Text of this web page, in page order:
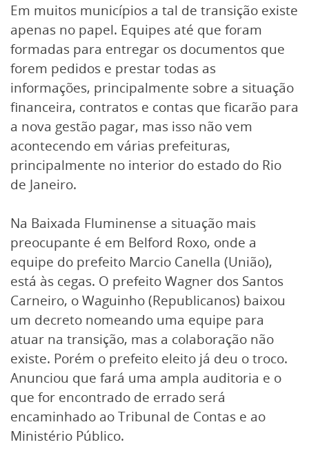
Em muitos municípios a tal de transição existe
apenas no papel. Equipes até que foram
formadas para entregar os documentos que
forem pedidos e prestar todas as
informações, principalmente sobre a situação
financeira, contratos e contas que ficarão para
a nova gestão pagar, mas isso não vem
acontecendo em várias prefeituras,
principalmente no interior do estado do Rio
de Janeiro.
Na Baixada Fluminense a situação mais
preocupante é em Belford Roxo, onde a
equipe do prefeito Marcio Canella (União),
está às cegas. O prefeito Wagner dos Santos
Carneiro, o Waguinho (Republicanos) baixou
um decreto nomeando uma equipe para
atuar na transição, mas a colaboração não
existe. Porém o prefeito eleito já deu o troco.
Anunciou que fará uma ampla auditoria e o
que for encontrado de errado será
encaminhado ao Tribunal de Contas e ao
Ministério Público.